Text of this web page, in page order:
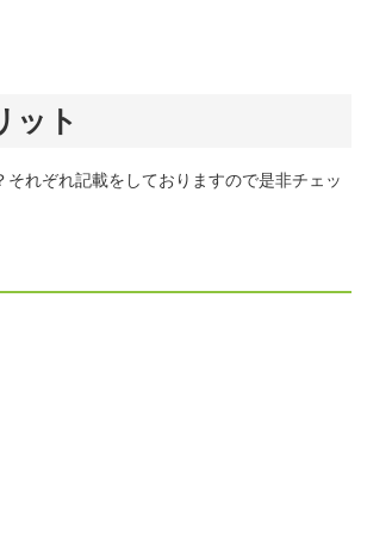
ット
れぞれ記載をしておりますので是非チェッ